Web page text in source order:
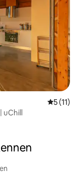
5 (11)
uChill